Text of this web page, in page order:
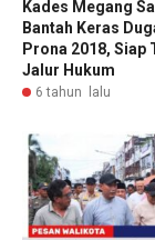
Kades Megang
Bantah Keras
Prona 2018, Siap
Jalur Hukum
6 tahun lalu